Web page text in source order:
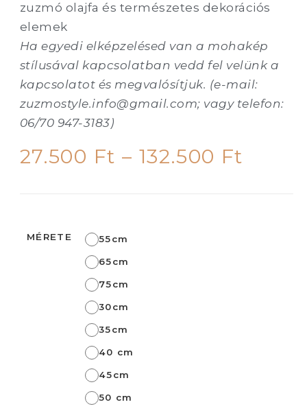
zuzmó olajfa és természetes dekorációs
elemek
Ha egyedi elképzelésed van a mohakép
stílusával kapcsolatban vedd fel velünk a
kapcsolatot és megvalósítjuk. (e-mail:
zuzmostyle.info@gmail.com; vagy telefon:
06/70 947-3183)
27.500 Ft – 132.500 Ft
MÉRETE 55cm
65cm
75cm
30cm
35cm
40 cm
45cm
50 cm